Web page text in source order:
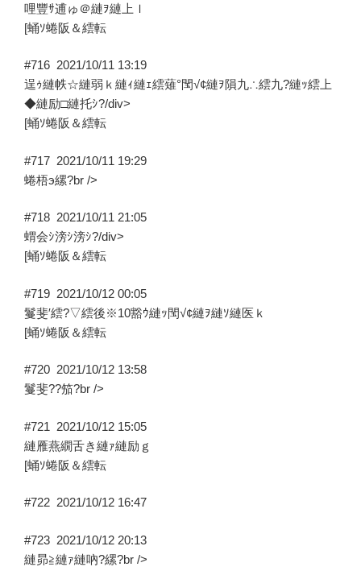
哩豐ｻ逋ゅ＠縺ｦ縺上ｌ
[蛹ｿ蜷阪＆繧転
#716 2021/10/11 13:19
逞ｩ縺帙☆縺弱ｋ縺ｨ縺ｪ繧薙°閠√¢縺ｦ隕九∴繧九?縺ｯ繧上
◆縺励□縺托ｼ?/div>
[蛹ｿ蜷阪＆繧転
#717 2021/10/11 19:29
蜷梧э縲?br />
#718 2021/10/11 21:05
蝟会ｼ滂ｼ滂ｼ?/div>
[蛹ｿ蜷阪＆繧転
#719 2021/10/12 00:05
鬘斐′繧?▽繧後※10豁ｳ縺ｯ閠√¢縺ｦ縺ｿ縺医ｋ
[蛹ｿ蜷阪＆繧転
#720 2021/10/12 13:58
鬘斐??笳?br />
#721 2021/10/12 15:05
縺雁燕繝舌き縺ｧ縺励ｇ
[蛹ｿ蜷阪＆繧転
#722 2021/10/12 16:47
#723 2021/10/12 20:13
縺昴≧縺ｧ縺吶?縲?br />